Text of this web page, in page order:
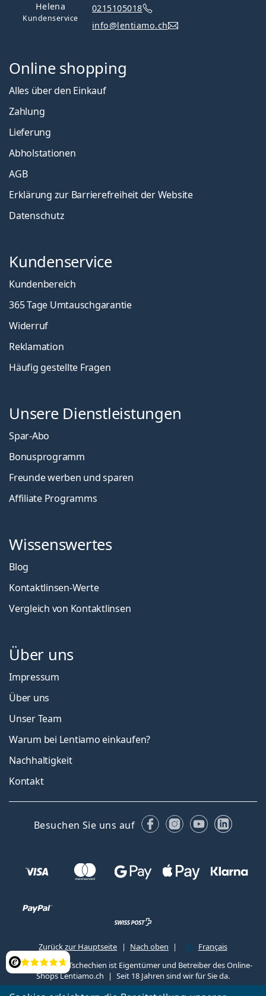
Bewertung
Helena
Kundenservice
0215105018
info@lentiamo.ch
Online shopping
Alles über den Einkauf
Zahlung
Lieferung
Abholstationen
AGB
Erklärung zur Barrierefreiheit der Website
Datenschutz
Kundenservice
Kundenbereich
365 Tage Umtauschgarantie
Widerruf
Reklamation
Häufig gestellte Fragen
Unsere Dienstleistungen
Spar-Abo
Bonusprogramm
Freunde werben und sparen
Affiliate Programms
Wissenswertes
Blog
Kontaktlinsen-Werte
Vergleich von Kontaktlinsen
Über uns
Impressum
Über uns
Unser Team
Warum bei Lentiamo einkaufen?
Nachhaltigkeit
Kontakt
Besuchen Sie uns auf FacebookInstagram
YouTube
Zurück zur Hauptseite Nach oben
Français
Lentiamo s.r.o., Tschechien ist Eigentümer und Betreiber des Online-
Shops Lentiamo.ch
Seit 18 Jahren sind wir für Sie da.